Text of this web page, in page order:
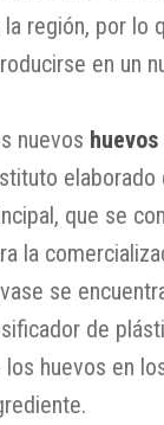
la región, por lo
en un
nuevos
que se
la
se
de
los huevos en